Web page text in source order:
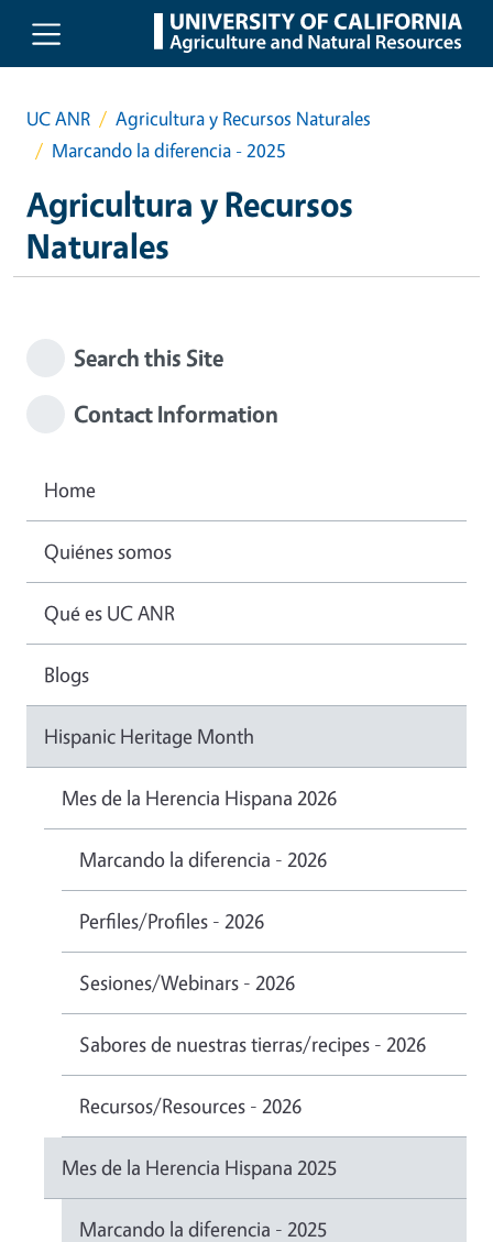
Skip to main content
UC ANR
Agricultura y Recursos Naturales
Marcando la diferencia - 2025
Agricultura y Recursos
Naturales
Search this Site
Contact Information
Home
Quiénes somos
Qué es UC ANR
Blogs
Hispanic Heritage Month
Mes de la Herencia Hispana 2026
Marcando la diferencia - 2026
Perfiles/Profiles - 2026
Sesiones/Webinars - 2026
Sabores de nuestras tierras/recipes - 2026
Recursos/Resources - 2026
Mes de la Herencia Hispana 2025
Marcando la diferencia - 2025